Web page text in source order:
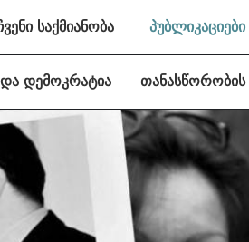
საქმიანობა პუბლიკაციები
დემოკრატია